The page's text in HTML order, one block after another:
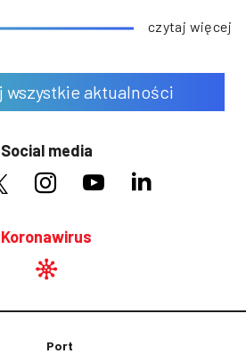
czytaj więcej
wszystkie aktualności
Social media
Koronawirus
Port